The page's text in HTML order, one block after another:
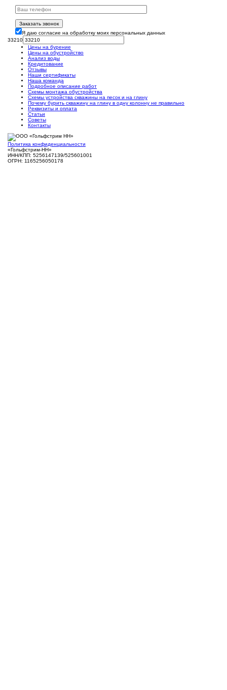
Заказать звонок
Я даю согласие на обработку моих персональных данных
33210
Цены на бурение
Цены на обустройство
Анализ воды
Кредитование
Отзывы
Наши сертификаты
Наша команда
Подробное описание работ
Схемы монтажа обустройства
Схемы устройства скважины на песок и на глину
Почему бурить скважину на глину в одну колонну не правильно
Реквизиты и оплата
Статьи
Советы
Контакты
Политика конфиденциальности
«Гольфстрим-НН»
ИНН/КПП: 5256147139/525601001
ОГРН: 1165256050178